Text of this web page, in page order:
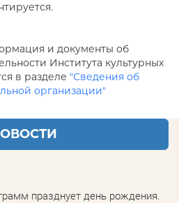
и документы об
Института культурных
в разделе "Сведения об
организации"
празднует день рождения.